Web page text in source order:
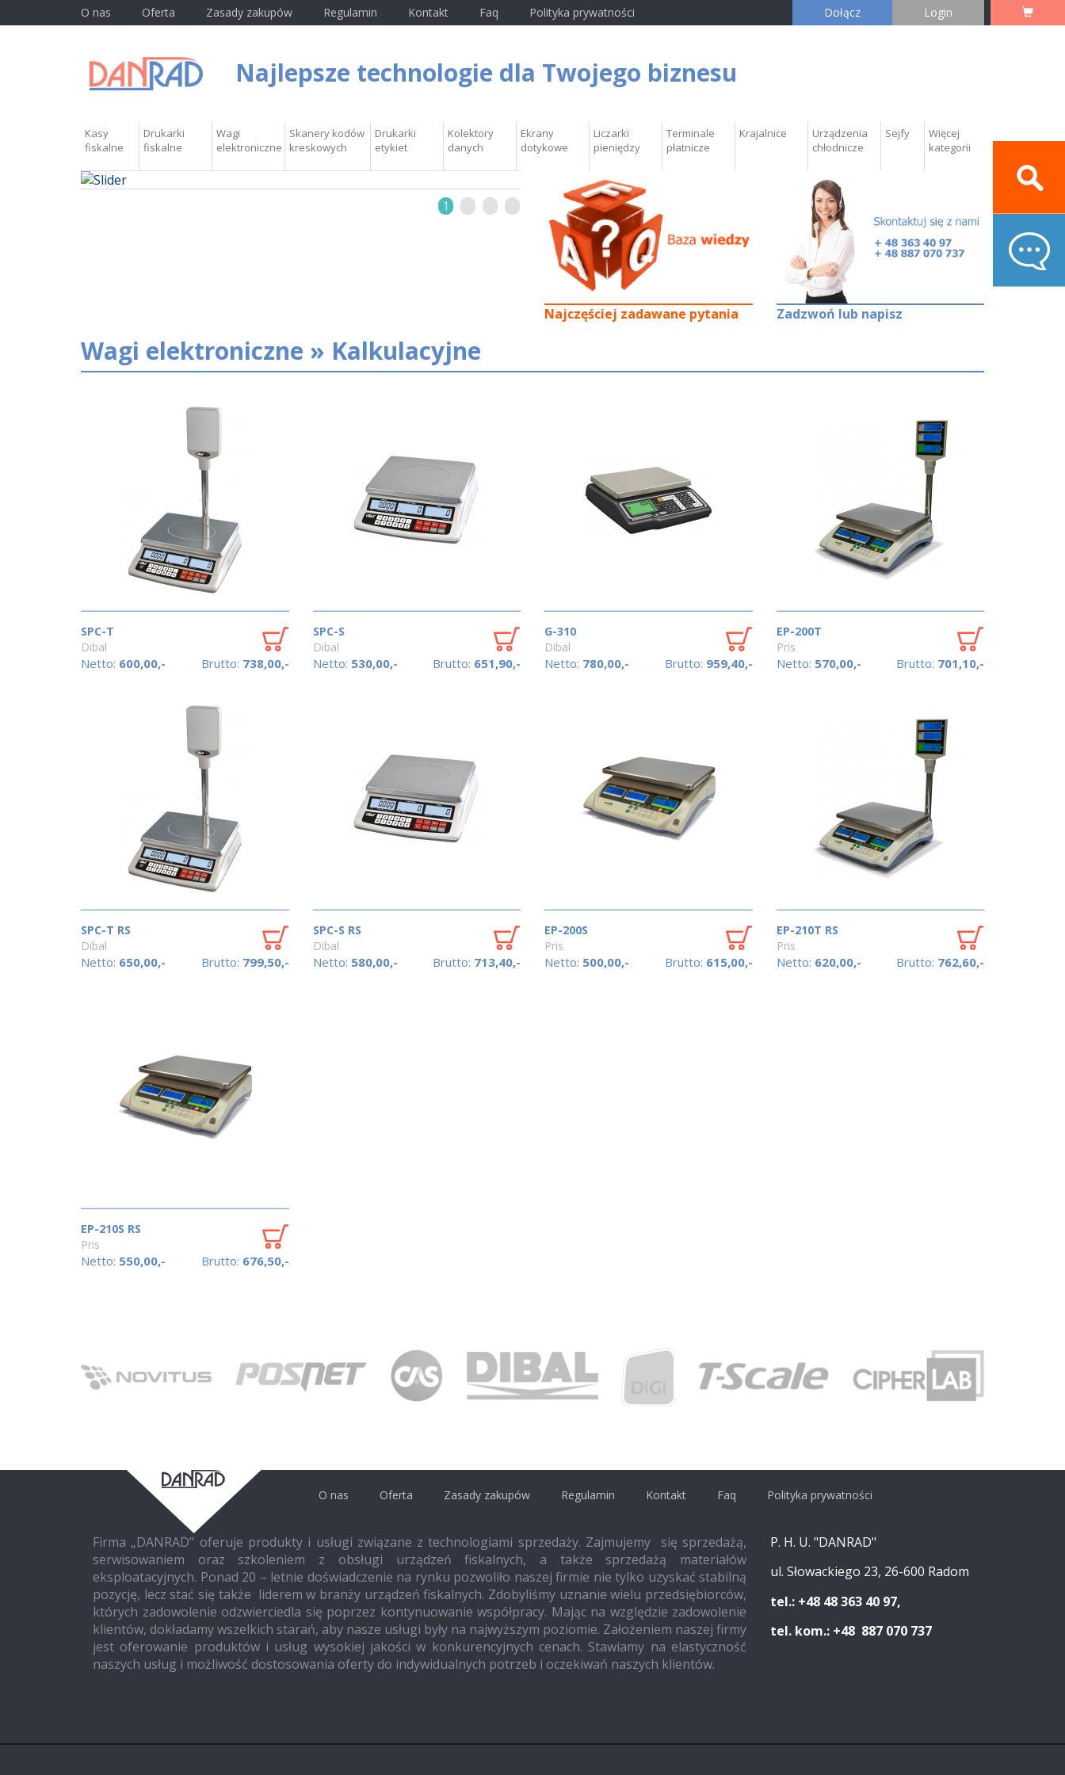
O nas Oferta Zasady zakupów Regulamin Kontakt Faq Polityka prywatności Dołącz Login
Najlepsze technologie dla Twojego biznesu
Kasy
fiskalne
Drukarki
fiskalne
Wagi
elektroniczne
Skanery kodów
kreskowych
Drukarki
etykiet
Kolektory
danych
Ekrany
dotykowe
Liczarki
pieniędzy
Terminale
płatnicze
Krajalnice
Urządzenia
chłodnicze
Sejfy
Więcej
kategorii
1
Najczęściej zadawane pytania Zadzwoń lub napisz
Wagi elektroniczne » Kalkulacyjne
SPC-T
Dibal
Netto: 600,00,- Brutto: 738,00,-
SPC-S
Dibal
Netto: 530,00,- Brutto: 651,90,-
G-310
Dibal
Netto: 780,00,- Brutto: 959,40,-
EP-200T
Pris
Netto: 570,00,- Brutto: 701,10,-
SPC-T RS
Dibal
Netto: 650,00,- Brutto: 799,50,-
SPC-S RS
Dibal
Netto: 580,00,- Brutto: 713,40,-
EP-200S
Pris
Netto: 500,00,- Brutto: 615,00,-
EP-210T RS
Pris
Netto: 620,00,- Brutto: 762,60,-
EP-210S RS
Pris
Netto: 550,00,- Brutto: 676,50,-
O nas Oferta Zasady zakupów Regulamin Kontakt Faq Polityka prywatności
Firma „DANRAD” oferuje produkty i usługi związane z technologiami sprzedaży. Zajmujemy się sprzedażą,
serwisowaniem oraz szkoleniem z obsługi urządzeń fiskalnych, a także sprzedażą materiałów
eksploatacyjnych. Ponad 20 – letnie doświadczenie na rynku pozwoliło naszej firmie nie tylko uzyskać stabilną
pozycję, lecz stać się także liderem w branży urządzeń fiskalnych. Zdobyliśmy uznanie wielu przedsiębiorców,
których zadowolenie odzwierciedla się poprzez kontynuowanie współpracy. Mając na względzie zadowolenie
klientów, dokładamy wszelkich starań, aby nasze usługi były na najwyższym poziomie. Założeniem naszej firmy
jest oferowanie produktów i usług wysokiej jakości w konkurencyjnych cenach. Stawiamy na elastyczność
naszych usług i możliwość dostosowania oferty do indywidualnych potrzeb i oczekiwań naszych klientów.
P. H. U. "DANRAD"
ul. Słowackiego 23, 26-600 Radom
tel.: +48 48 363 40 97,
tel. kom.: +48 887 070 737